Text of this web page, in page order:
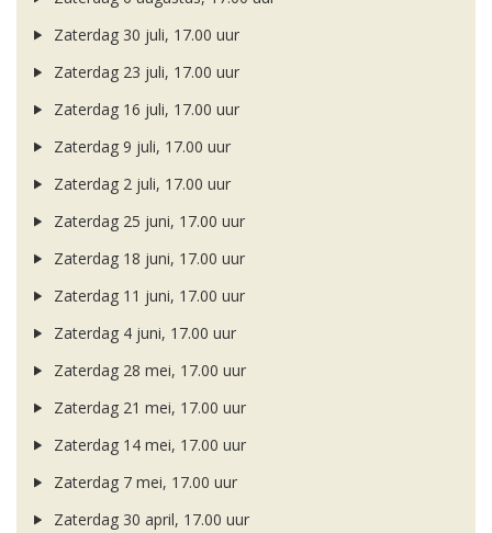
Zaterdag 30 juli, 17.00 uur
Zaterdag 23 juli, 17.00 uur
Zaterdag 16 juli, 17.00 uur
Zaterdag 9 juli, 17.00 uur
Zaterdag 2 juli, 17.00 uur
Zaterdag 25 juni, 17.00 uur
Zaterdag 18 juni, 17.00 uur
Zaterdag 11 juni, 17.00 uur
Zaterdag 4 juni, 17.00 uur
Zaterdag 28 mei, 17.00 uur
Zaterdag 21 mei, 17.00 uur
Zaterdag 14 mei, 17.00 uur
Zaterdag 7 mei, 17.00 uur
Zaterdag 30 april, 17.00 uur